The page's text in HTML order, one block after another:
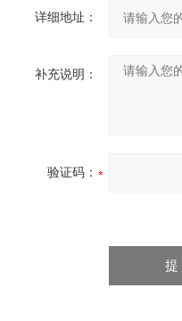
详细地址：
补充说明：
验证码：